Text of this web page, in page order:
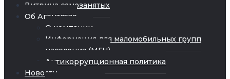
Витрина самозанятых
Об Агентстве
О компании
Информация для маломобильных групп
населения (МГН)
Антикоррупционная политика
Новости